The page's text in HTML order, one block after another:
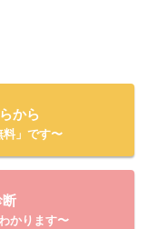
から
料」です〜
かります〜